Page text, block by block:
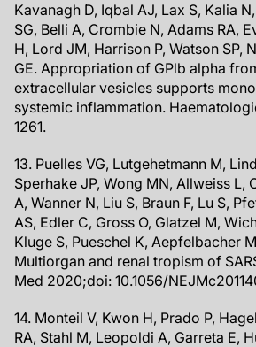
Kavanagh D, Iqbal AJ, Lax S, Kalia
SG, Belli A, Crombie N, Adams RA,
H, Lord JM, Harrison P, Watson SP,
GE. Appropriation of GPlb alpha
extracellular vesicles supports
systemic inflammation.
1261.
13. Puelles VG, Lutgehetmann M,
Sperhake JP, Wong MN, Allweiss L,
A, Wanner N, Liu S, Braun F, Lu S,
AS, Edler C, Gross O, Glatzel M,
Kluge S, Pueschel K, Aepfelbacher
Multiorgan and renal tropism of
Med 2020;doi: 10.1056/
14. Monteil V, Kwon H, Prado P,
RA, Stahl M, Leopoldi A, Garreta E,